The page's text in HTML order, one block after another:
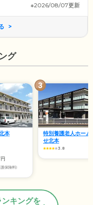
※2026/08/07更新
グ
本
保険料)
特別養護老人ホーム
せ北本
3.8
キングを